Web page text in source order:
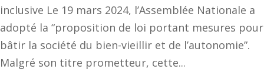
inclusive Le 19 mars 2024, l’Assemblée Nationale a
adopté la “proposition de loi portant mesures pour
bâtir la société du bien-vieillir et de l’autonomie”.
Malgré son titre prometteur, cette...